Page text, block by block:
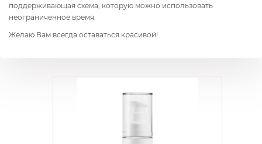
поддерживающая схема, которую можно использовать
неограниченное время.
Желаю Вам всегда оставаться красивой!